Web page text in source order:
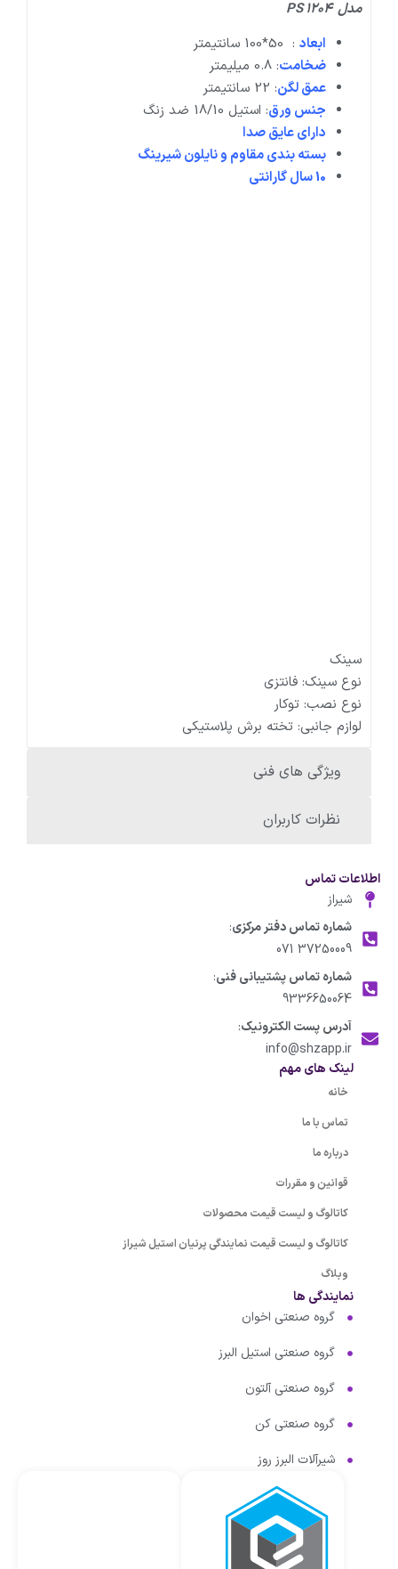
ویژگی های فنی
نظرات کاربران
مدل PS 1204
ابعاد : 50*100 سانتیمتر
ضخامت: 0.8 میلیمتر
عمق لگن: 22 سانتیمتر
جنس ورق: استیل 18/10 ضد زنگ
دارای عایق صدا
بسته بندی مقاوم و نایلون شیرینگ
10 سال گارانتی
سینک
نوع سینک: فانتزی
نوع نصب: توکار
لوازم جانبی: تخته برش پلاستیکی
اطلاعات تماس
شیراز
شماره تماس دفتر مرکزی:
37250009 071
شماره تماس پشتیبانی فنی:
9336650064
آدرس پست الکترونیک:
info@shzapp.ir
لینک های مهم
خانه
تماس با ما
درباره ما
قوانین و مقررات
کاتالوگ و لیست قیمت محصولات
کاتالوگ و لیست قیمت نمایندگی پرنیان استیل شیراز
وبلاگ
نمایندگی ها
گروه صنعتی اخوان
گروه صنعتی استیل البرز
گروه صنعتی آلتون
گروه صنعتی کن
شیرآلات البرز روز